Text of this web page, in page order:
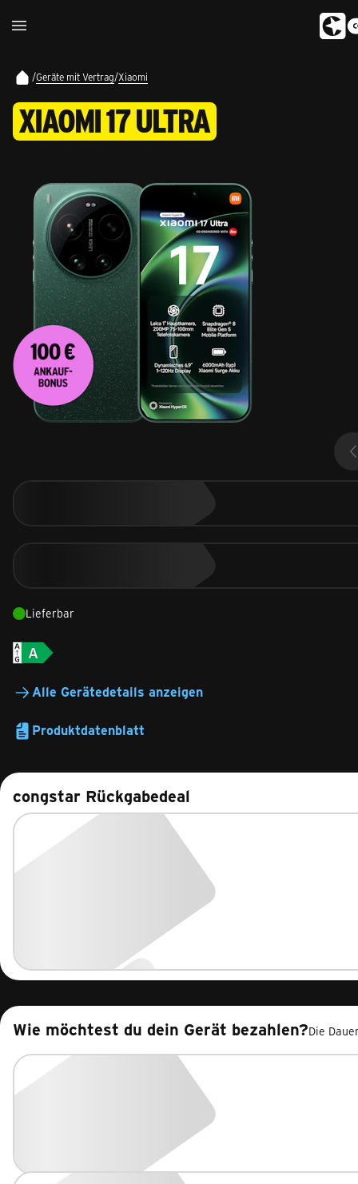
/Geräte mit Vertrag/Xiaomi
XIAOMI 17 ULTRA
Lieferbar
Alle Gerätedetails anzeigen
Produktdatenblatt
congstar Rückgabedeal
Wie möchtest du dein Gerät bezahlen?Die